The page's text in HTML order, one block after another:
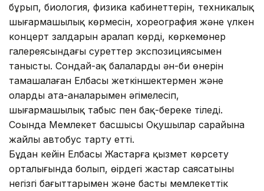
бұрып, биология, физика кабинеттерін, техникалық
шығармашылық көрмесін, хореография және үлкен
концерт залдарын аралап көрді, көркемөнер
галереясындағы суреттер экспозициясымен
танысты. Сондай-ақ балалардың ән-би өнерін
тамашалаған Елбасы жеткіншектермен және
олардың ата-аналарымен әңгімелесіп,
шығармашылық табыс пен бақ-береке тіледі.
Соңында Мемлекет басшысы Оқушылар сарайына
жайлы автобус тарту етті.
Бұдан кейін Елбасы Жастарға қызмет көрсету
орталығында болып, өңірдегі жастар саясатының
негізгі бағыттарымен және басты мемлекеттік